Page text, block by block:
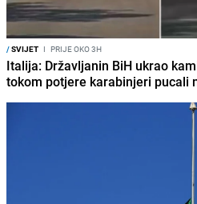
/SVIJET I PRIJE OKO 3H
Italija: Državljanin BiH ukrao
tokom potjere karabinjeri pucali